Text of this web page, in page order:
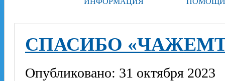
СПАСИБО
Опубликовано: 31 октября 2023